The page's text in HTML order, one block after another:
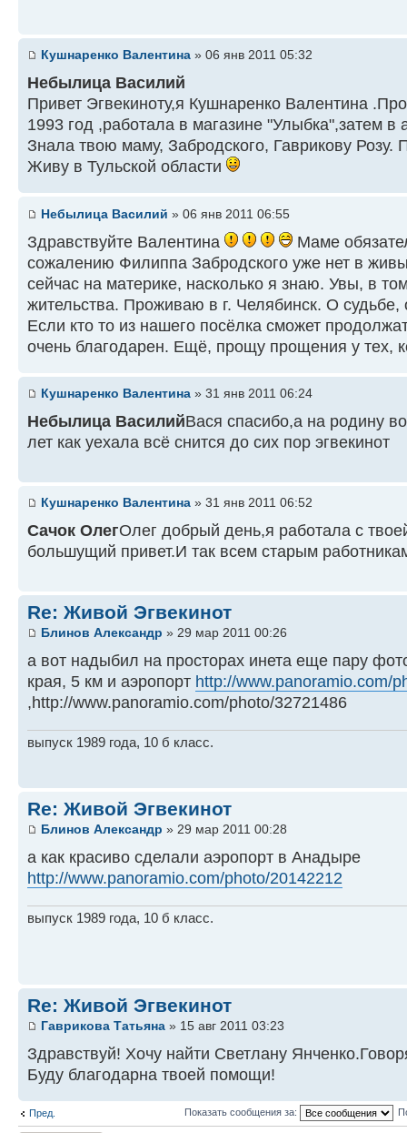
Кушнаренко Валентина » 06 янв 2011 05:32
Небылица Василий
Привет Эгвекиноту,я Кушнаренко Валентина
1993 год ,работала в магазине "Улыбка",затем в
Знала твою маму, Забродского, Гаврикову
Живу в Тульской области
Небылица Василий » 06 янв 2011 06:55
Здравствуйте Валентина
Маме
сожалению Филиппа Забродского уже нет в
сейчас на материке, насколько я знаю. Увы, в
жительства. Проживаю в г. Челябинск. О
Если кто то из нашего посёлка сможет
очень благодарен. Ещё, прощу прощения у тех,
Кушнаренко Валентина » 31 янв 2011 06:24
Небылица ВасилийВася спасибо,а на родину
лет как уехала всё снится до сих пор эгвекинот
Кушнаренко Валентина » 31 янв 2011 06:52
Сачок ОлегОлег добрый день,я работала с
большущий привет.И так всем старым
Re: Живой Эгвекинот
Блинов Александр » 29 мар 2011 00:26
а вот надыбил на просторах инета еще пару
края, 5 км и аэропорт http://www.panoramio.com/
,http://www.panoramio.com/photo/32721486
выпуск 1989 года, 10 б класс.
Re: Живой Эгвекинот
Блинов Александр » 29 мар 2011 00:28
а как красиво сделали аэропорт в Анадыре
http://www.panoramio.com/photo/20142212
выпуск 1989 года, 10 б класс.
Re: Живой Эгвекинот
Гаврикова Татьяна » 15 авг 2011 03:23
Здравствуй! Хочу найти Светлану
Буду благодарна твоей помощи!
Пред. Показать сообщения за: